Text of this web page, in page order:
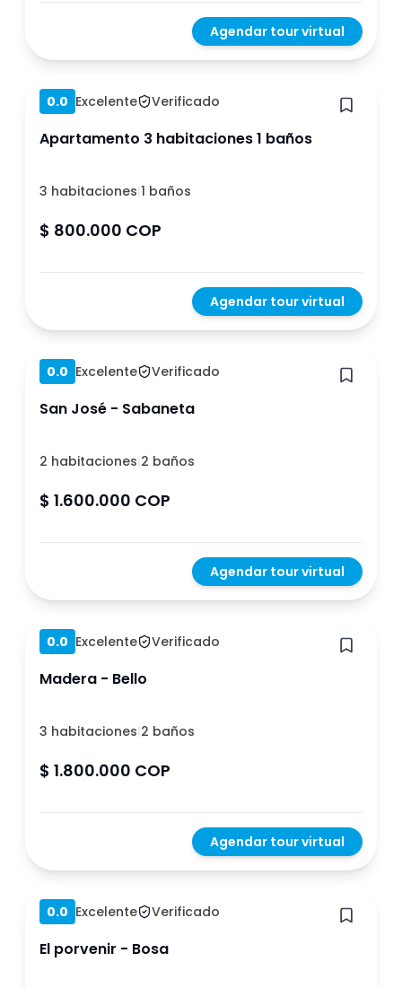
Agendar tour virtual
Hace 1 año
0.0 Excelente Verificado
Apartamento 3 habitaciones 1 baños
3 habitaciones|1 baños
$ 800.000 COP
Agendar tour virtual
Hace 1 año
0.0 Excelente Verificado
San José - Sabaneta
2 habitaciones|2 baños
$ 1.600.000 COP
Agendar tour virtual
Hace 1 año
0.0 Excelente Verificado
Madera - Bello
3 habitaciones|2 baños
$ 1.800.000 COP
Agendar tour virtual
Hace 1 año
0.0 Excelente Verificado
El porvenir - Bosa